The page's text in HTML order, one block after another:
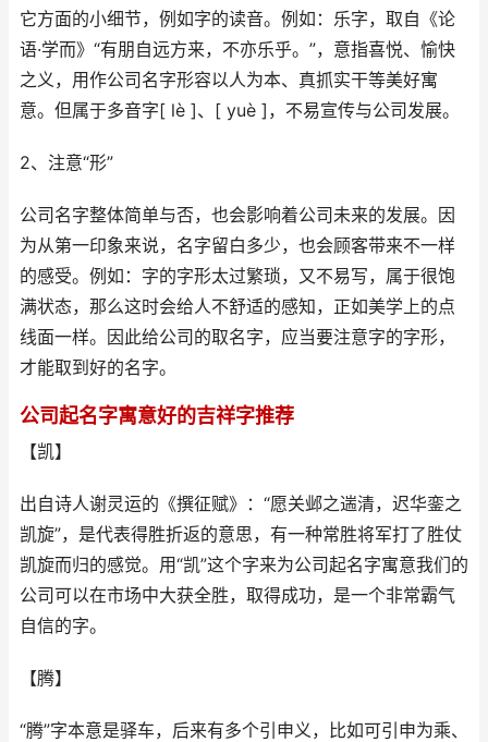
它方面的小细节，例如字的读音。例如：乐字，取自《论
语·学而》“有朋自远方来，不亦乐乎。”，意指喜悦、愉快
之义，用作公司名字形容以人为本、真抓实干等美好寓
意。但属于多音字[ lè ]、[ yuè ]，不易宣传与公司发展。
2、注意“形”
公司名字整体简单与否，也会影响着公司未来的发展。因
为从第一印象来说，名字留白多少，也会顾客带来不一样
的感受。例如：字的字形太过繁琐，又不易写，属于很饱
满状态，那么这时会给人不舒适的感知，正如美学上的点
线面一样。因此给公司的取名字，应当要注意字的字形，
才能取到好的名字。
公司起名字寓意好的吉祥字推荐
【凯】
出自诗人谢灵运的《撰征赋》：“愿关邺之遄清，迟华銮之
凯旋”，是代表得胜折返的意思，有一种常胜将军打了胜仗
凯旋而归的感觉。用“凯”这个字来为公司起名字寓意我们的
公司可以在市场中大获全胜，取得成功，是一个非常霸气
自信的字。
【腾】
“腾”字本意是驿车，后来有多个引申义，比如可引申为乘、